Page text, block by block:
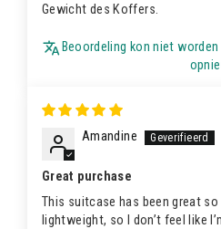
Gewicht des Koffers.
Beoordeling kon niet
Amandine
Great purchase
This suitcase has been great
lightweight, so I don’t feel like